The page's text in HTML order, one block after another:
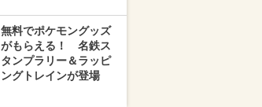
無料でポケモングッズ
がもらえる！ 名鉄ス
タンプラリー＆ラッピ
ングトレインが登場